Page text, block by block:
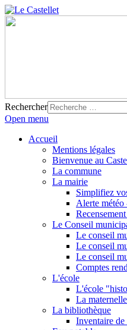
Rechercher
Open menu
Accueil
Mentions légales
Bienvenue au
La commune
La mairie
Simplifiez
Alerte météo
Le Conseil
Le conseil
Le conseil
Le conseil
Comptes
L'école
L'école
La
La bibliothèque
Inventaire